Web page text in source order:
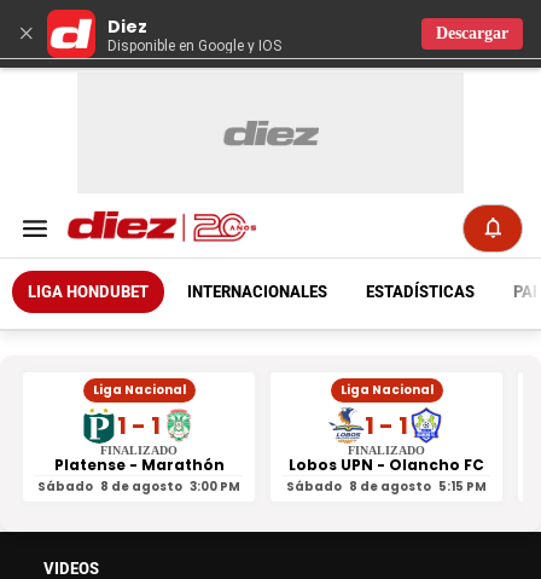
× Diez
Disponible en Google y IOS
Descargar
LIGA HONDUBET INTERNACIONALES ESTADÍSTICAS
Liga Nacional
1 - 1
FINALIZADO
Platense - Marathón
Sábado 8 de agosto 3:00 PM
Liga Nacional
1 - 1
FINALIZADO
Lobos UPN - Olancho FC
Sábado 8 de agosto 5:15 PM
VIDEOS